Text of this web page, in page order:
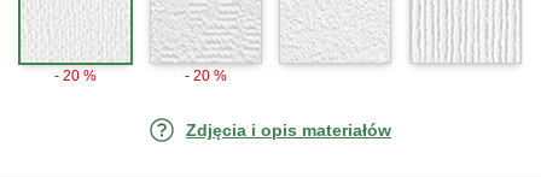
- 20 % - 20 %
Zdjęcia i opis materiałów